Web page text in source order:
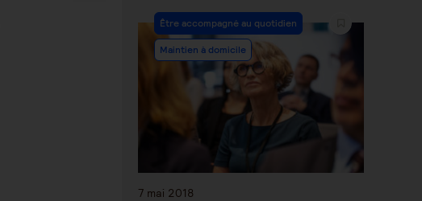
Être accompagné au quotidien
Maintien à domicile
7 mai 2018